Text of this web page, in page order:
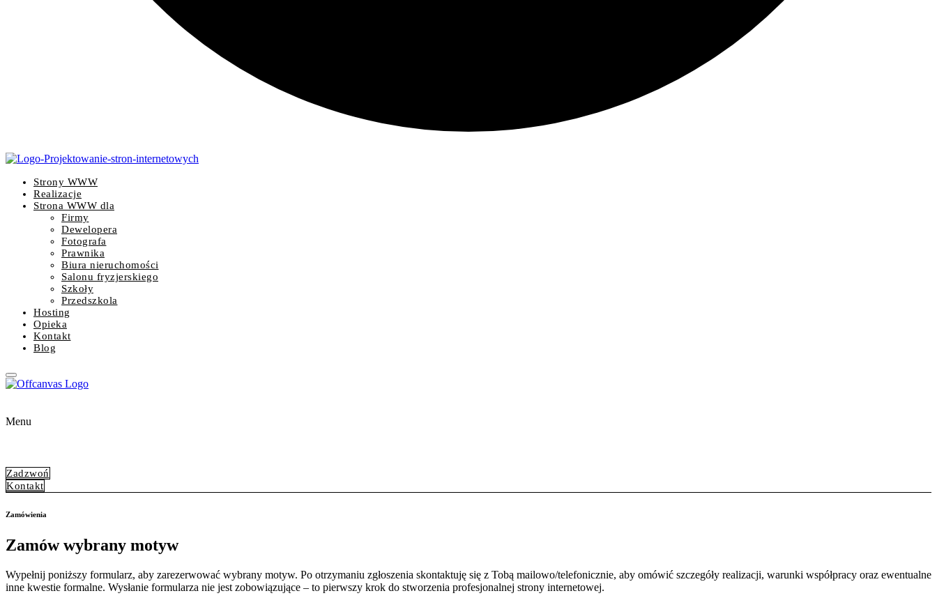
Strony WWW
Realizacje
Strona WWW dla
Firmy
Dewelopera
Fotografa
Prawnika
Biura nieruchomości
Salonu fryzjerskiego
Szkoły
Przedszkola
Hosting
Opieka
Kontakt
Blog
Menu
Zadzwoń
Kontakt
Zamówienia
Zamów wybrany motyw
Wypełnij poniższy formularz, aby zarezerwować wybrany motyw. Po otrzymaniu zgłoszenia skontaktuję się z Tobą mailowo/telefonicznie, aby omówić szczegóły realizacji, warunki współpracy oraz ewentualne
inne kwestie formalne. Wysłanie formularza nie jest zobowiązujące – to pierwszy krok do stworzenia profesjonalnej strony internetowej.